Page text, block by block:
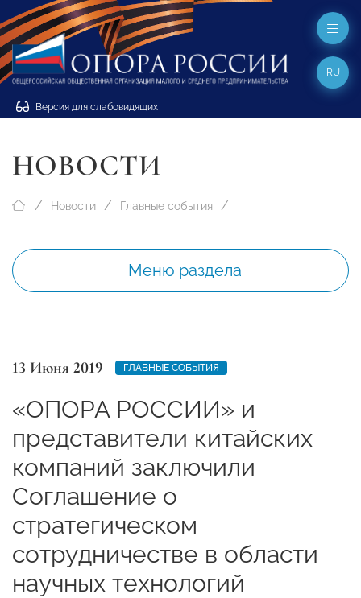
Версия для слабовидящих
RU
НОВОСТИ
Новости Главные события
Меню раздела
13 Июня 2019 ГЛАВНЫЕ СОБЫТИЯ
«ОПОРА РОССИИ» и
представители китайских
компаний заключили
Соглашение о
стратегическом
сотрудничестве в области
научных технологий